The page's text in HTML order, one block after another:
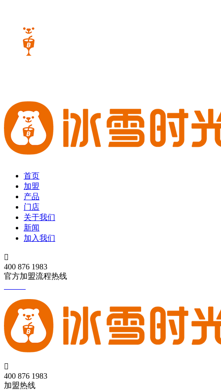
首页
加盟
产品
门店
关于我们
新闻
加入我们

400 876 1983
官方加盟流程热线

400 876 1983
加盟热线